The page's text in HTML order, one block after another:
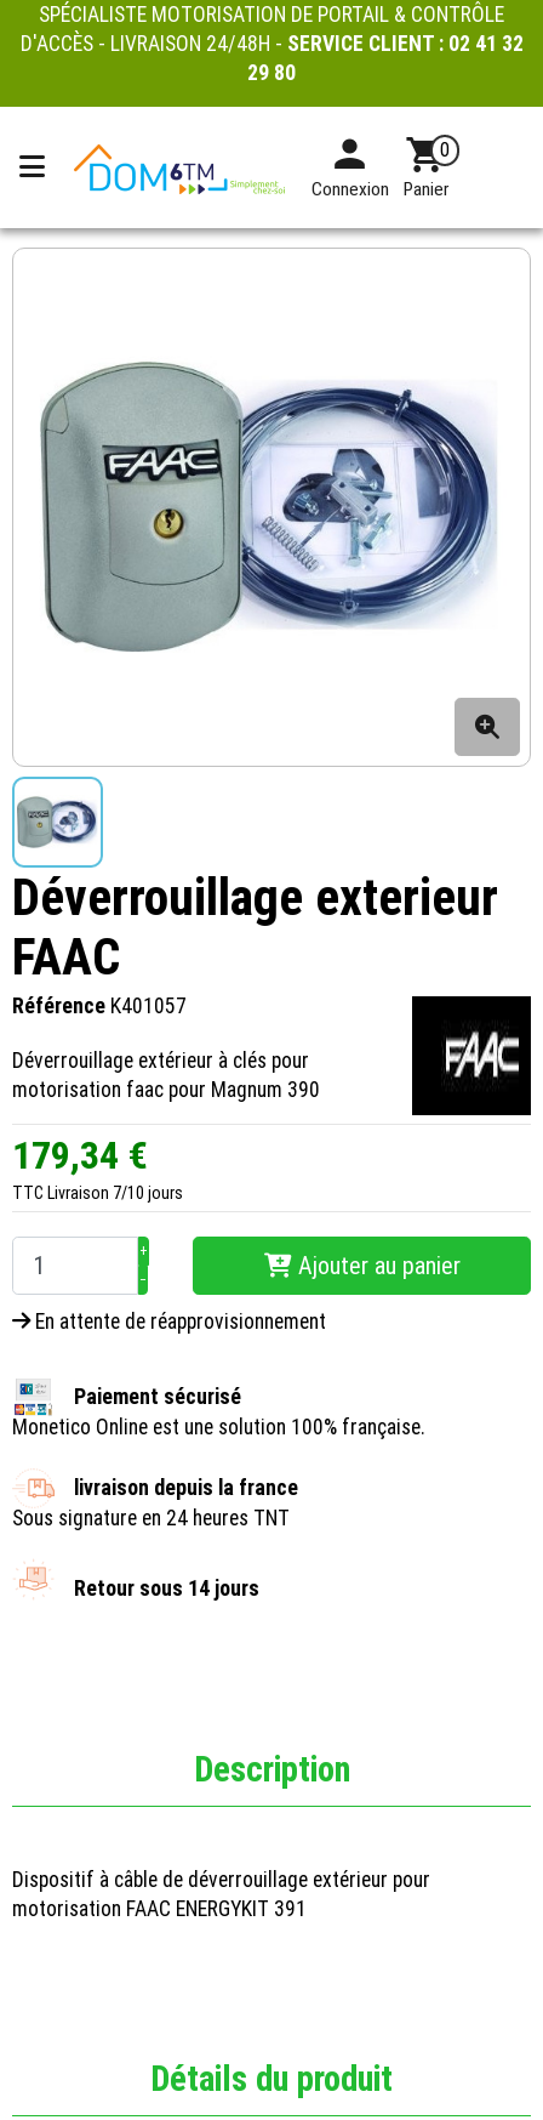
SPÉCIALISTE MOTORISATION DE PORTAIL & CONTRÔLE
D'ACCÈS - LIVRAISON 24/48H - SERVICE CLIENT : 02 41 32
29 80
Connexion
0
Panier
Déverrouillage exterieur
FAAC
Référence K401057
Déverrouillage extérieur à clés pour
motorisation faac pour Magnum 390
179,34 €
TTC Livraison 7/10 jours
+
−
Ajouter au panier
En attente de réapprovisionnement
Paiement sécurisé
Monetico Online est une solution 100% française.
livraison depuis la france
Sous signature en 24 heures TNT
Retour sous 14 jours
Description
Dispositif à câble de déverrouillage extérieur pour
motorisation FAAC ENERGYKIT 391
Détails du produit